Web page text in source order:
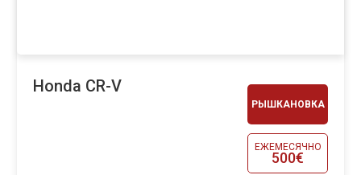
РЫШКАНОВКА
ЕЖЕМЕСЯЧНО
500€
Honda CR-V